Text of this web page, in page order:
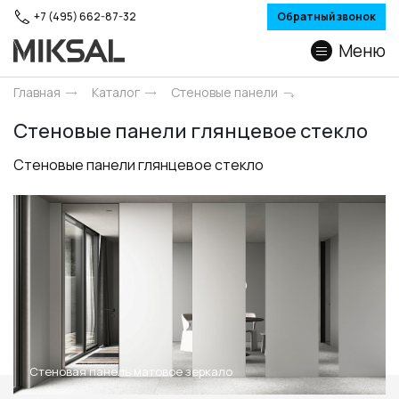
+7 (495) 662-87-32 Обратный звонок
Меню
Главная Каталог Стеновые панели
Стеновые панели глянцевое стекло
Стеновые панели глянцевое стекло
Стеновая панель матовое зеркало